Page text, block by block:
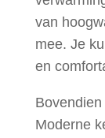
van
mee. Je
en
Moderne